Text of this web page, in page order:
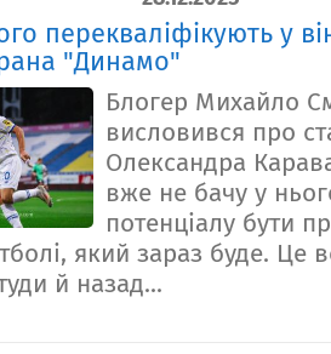
перекваліфікують у
"Динамо"
Блогер Михайло
висловився про
Олександра
вже не бачу у
потенціалу бути
який зараз буде. Це
й назад...